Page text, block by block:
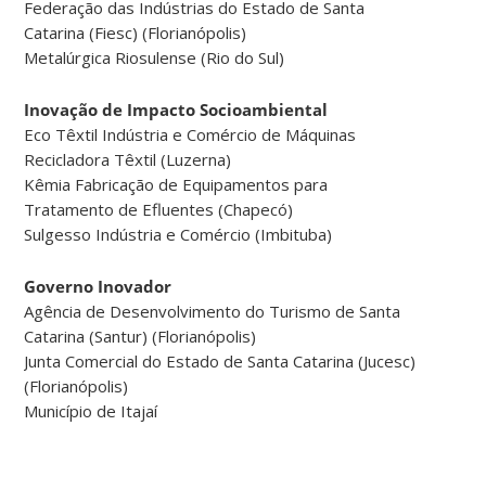
Federação das Indústrias do Estado de Santa
Catarina (Fiesc) (Florianópolis)
Metalúrgica Riosulense (Rio do Sul)
Inovação de Impacto Socioambiental
Eco Têxtil Indústria e Comércio de Máquinas
Recicladora Têxtil (Luzerna)
Kêmia Fabricação de Equipamentos para
Tratamento de Efluentes (Chapecó)
Sulgesso Indústria e Comércio (Imbituba)
Governo Inovador
Agência de Desenvolvimento do Turismo de Santa
Catarina (Santur) (Florianópolis)
Junta Comercial do Estado de Santa Catarina (Jucesc)
(Florianópolis)
Município de Itajaí